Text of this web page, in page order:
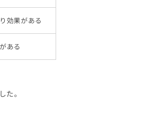
効果がある
ある
た。